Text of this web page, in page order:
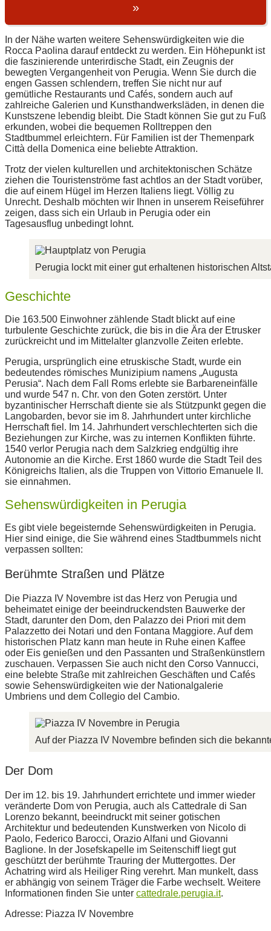
»
In der Nähe warten weitere Sehenswürdigkeiten wie die
Rocca Paolina darauf entdeckt zu werden. Ein Höhepunkt ist
die faszinierende unterirdische Stadt, ein Zeugnis der
bewegten Vergangenheit von Perugia. Wenn Sie durch die
engen Gassen schlendern, treffen Sie nicht nur auf
gemütliche Restaurants und Cafés, sondern auch auf
zahlreiche Galerien und Kunsthandwerksläden, in denen die
Kunstszene lebendig bleibt. Die Stadt können Sie gut zu Fuß
erkunden, wobei die bequemen Rolltreppen den
Stadtbummel erleichtern. Für Familien ist der Themenpark
Città della Domenica eine beliebte Attraktion.
Trotz der vielen kulturellen und architektonischen Schätze
ziehen die Touristenströme fast achtlos an der Stadt vorüber,
die auf einem Hügel im Herzen Italiens liegt. Völlig zu
Unrecht. Deshalb möchten wir Ihnen in unserem Reiseführer
zeigen, dass sich ein Urlaub in Perugia oder ein
Tagesausflug unbedingt lohnt.
Perugia lockt mit einer gut erhaltenen historischen
Geschichte
Die 163.500 Einwohner zählende Stadt blickt auf eine
turbulente Geschichte zurück, die bis in die Ära der Etrusker
zurückreicht und im Mittelalter glanzvolle Zeiten erlebte.
Perugia, ursprünglich eine etruskische Stadt, wurde ein
bedeutendes römisches Munizipium namens „Augusta
Perusia“. Nach dem Fall Roms erlebte sie Barbareneinfälle
und wurde 547 n. Chr. von den Goten zerstört. Unter
byzantinischer Herrschaft diente sie als Stützpunkt gegen die
Langobarden, bevor sie im 8. Jahrhundert unter kirchliche
Herrschaft fiel. Im 14. Jahrhundert verschlechterten sich die
Beziehungen zur Kirche, was zu internen Konflikten führte.
1540 verlor Perugia nach dem Salzkrieg endgültig ihre
Autonomie an die Kirche. Erst 1860 wurde die Stadt Teil des
Königreichs Italien, als die Truppen von Vittorio Emanuele II.
sie einnahmen.
Sehenswürdigkeiten in Perugia
Es gibt viele begeisternde Sehenswürdigkeiten in Perugia.
Hier sind einige, die Sie während eines Stadtbummels nicht
verpassen sollten:
Berühmte Straßen und Plätze
Die Piazza IV Novembre ist das Herz von Perugia und
beheimatet einige der beeindruckendsten Bauwerke der
Stadt, darunter den Dom, den Palazzo dei Priori mit dem
Palazzetto dei Notari und den Fontana Maggiore. Auf dem
historischen Platz kann man heute in Ruhe einen Kaffee
oder Eis genießen und den Passanten und Straßenkünstlern
zuschauen. Verpassen Sie auch nicht den Corso Vannucci,
eine belebte Straße mit zahlreichen Geschäften und Cafés
sowie Sehenswürdigkeiten wie der Nationalgalerie
Umbriens und dem Collegio del Cambio.
Auf der Piazza IV Novembre befinden sich die
Der Dom
Der im 12. bis 19. Jahrhundert errichtete und immer wieder
veränderte Dom von Perugia, auch als Cattedrale di San
Lorenzo bekannt, beeindruckt mit seiner gotischen
Architektur und bedeutenden Kunstwerken von Nicolo di
Paolo, Federico Barocci, Orazio Alfani und Giovanni
Baglione. In der Josefskapelle im Seitenschiff liegt gut
geschützt der berühmte Trauring der Muttergottes. Der
Achatring wird als Heiliger Ring verehrt. Man munkelt, dass
er abhängig von seinem Träger die Farbe wechselt. Weitere
Informationen finden Sie unter cattedrale.perugia.it.
Adresse: Piazza IV Novembre